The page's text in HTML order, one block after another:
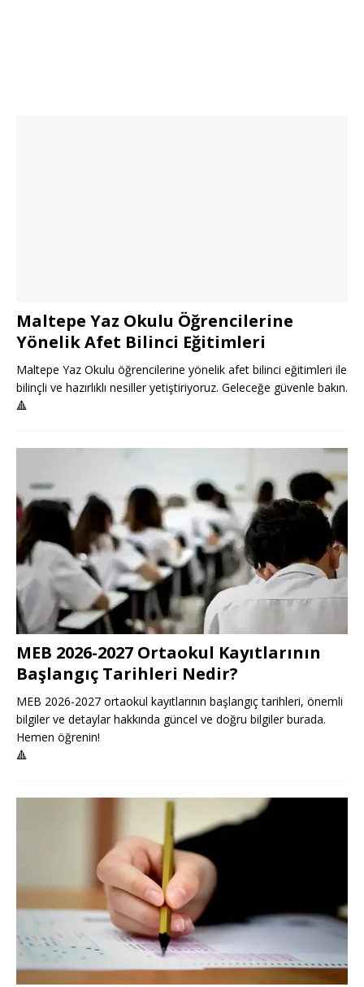
Maltepe Yaz Okulu Öğrencilerine
Yönelik Afet Bilinci Eğitimleri
Maltepe Yaz Okulu öğrencilerine yönelik afet bilinci eğitimleri ile
bilinçli ve hazırlıklı nesiller yetiştiriyoruz. Geleceğe güvenle bakın.
🔺
MEB 2026-2027 Ortaokul Kayıtlarının
Başlangıç Tarihleri Nedir?
MEB 2026-2027 ortaokul kayıtlarının başlangıç tarihleri, önemli
bilgiler ve detaylar hakkında güncel ve doğru bilgiler burada.
Hemen öğrenin!
🔺